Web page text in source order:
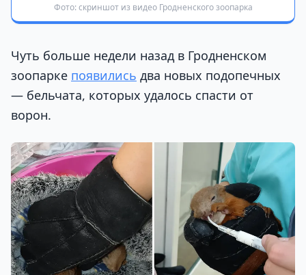
Фото: скриншот из видео Гродненского зоопарка
Чуть больше недели назад в Гродненском
зоопарке появились два новых подопечных
— бельчата, которых удалось спасти от
ворон.